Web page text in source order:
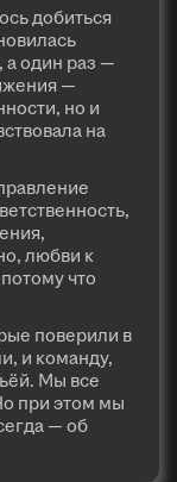
добиться
один раз —
—
но и
на
любви к
что
поверили в
и команду,
Мы все
при этом мы
— об